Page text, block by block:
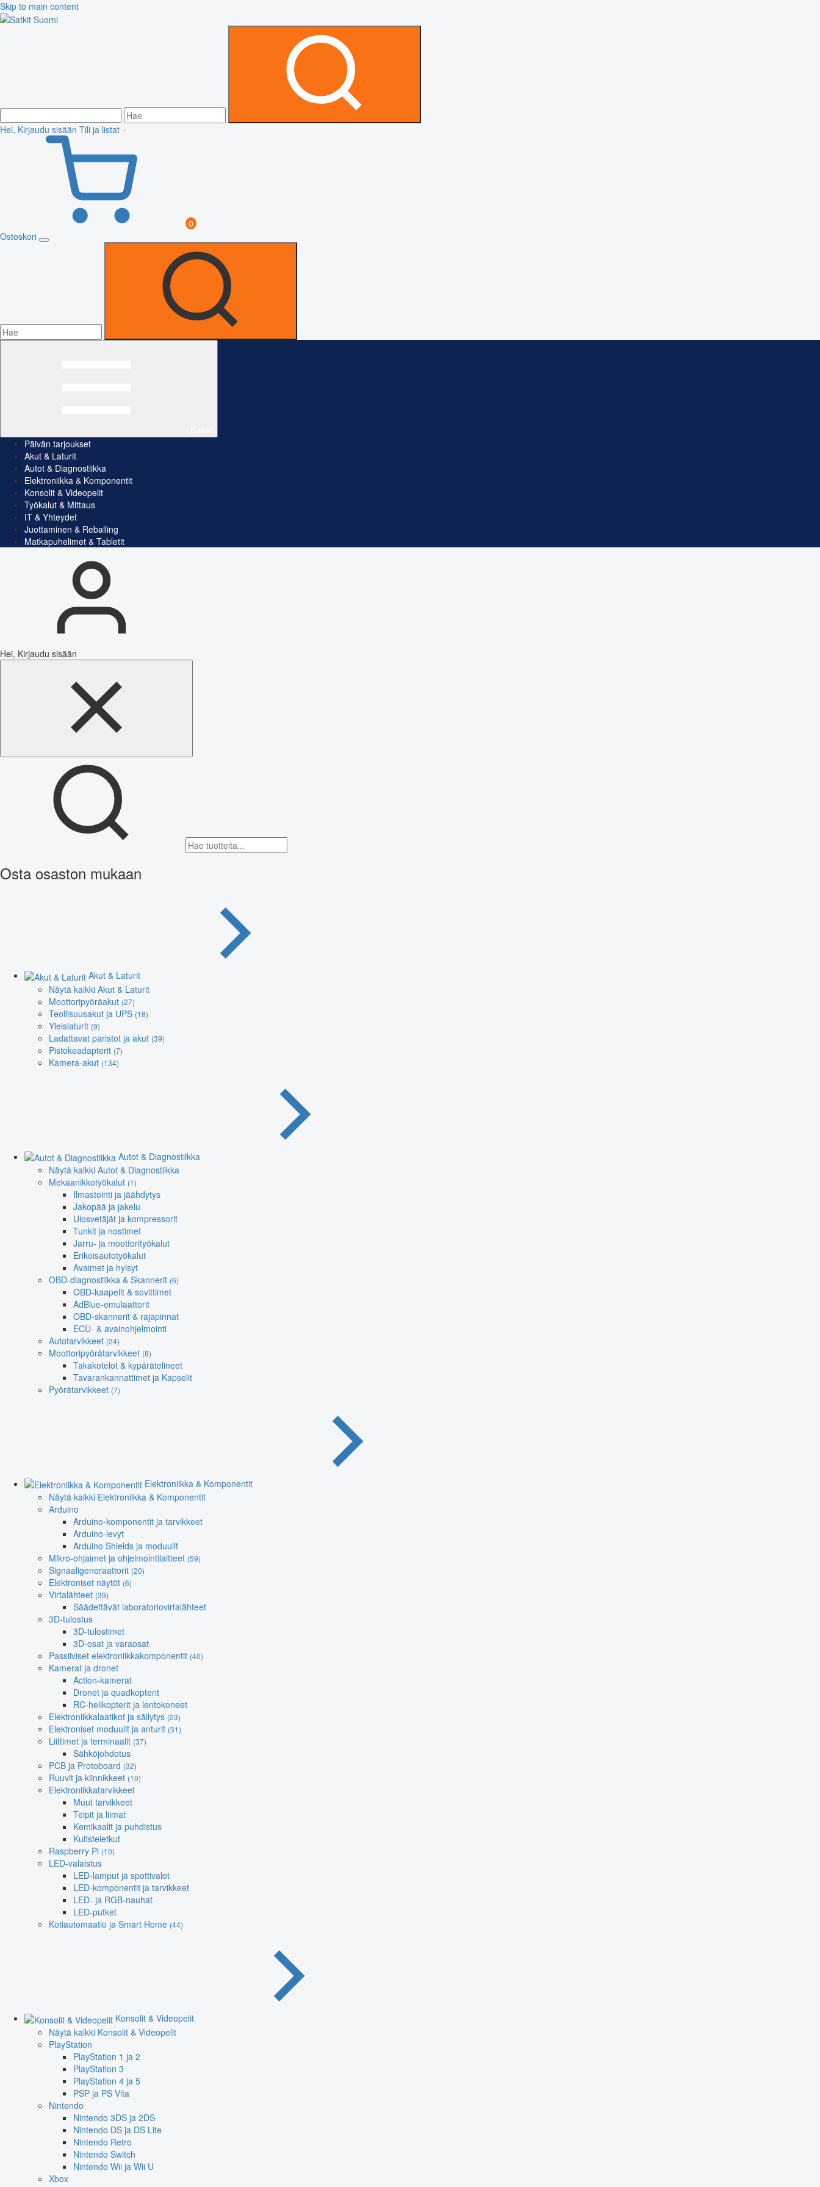
Skip to main content
Hei, Kirjaudu sisään Tili ja listat
0
Ostoskori
Päivän tarjoukset
Akut & Laturit
Autot & Diagnostiikka
Elektroniikka & Komponentit
Konsolit & Videopelit
Työkalut & Mittaus
IT & Yhteydet
Juottaminen & Reballing
Matkapuhelimet & Tabletit
Hei, Kirjaudu sisään
Osta osaston mukaan
Akut & Laturit
Näytä kaikki Akut & Laturit
Moottoripyöräakut (27)
Teollisuusakut ja UPS (18)
Yleislaturit (9)
Ladattavat paristot ja akut (39)
Pistokeadapterit (7)
Kamera-akut (134)
Autot & Diagnostiikka
Näytä kaikki Autot & Diagnostiikka
Mekaanikkotyökalut (1)
Ilmastointi ja jäähdytys
Jakopää ja jakelu
Ulosvetäjät ja kompressorit
Tunkit ja nostimet
Jarru- ja moottorityökalut
Erikoisautotyökalut
Avaimet ja hylsyt
OBD-diagnostiikka & Skannerit (6)
OBD-kaapelit & sovittimet
AdBlue-emulaattorit
OBD-skannerit & rajapinnat
ECU- & avainohjelmointi
Autotarvikkeet (24)
Moottoripyörätarvikkeet (8)
Takakotelot & kypärätelineet
Tavarankannattimet ja Kapselit
Pyörätarvikkeet (7)
Elektroniikka & Komponentit
Näytä kaikki Elektroniikka & Komponentit
Arduino
Arduino-komponentit ja tarvikkeet
Arduino-levyt
Arduino Shields ja moduulit
Mikro-ohjaimet ja ohjelmointilaitteet (59)
Signaaligeneraattorit (20)
Elektroniset näytöt (6)
Virtalähteet (39)
Säädettävät laboratoriovirtalähteet
3D-tulostus
3D-tulostimet
3D-osat ja varaosat
Passiiviset elektroniikkakomponentit (40)
Kamerat ja dronet
Action-kamerat
Dronet ja quadkopterit
RC-helikopterit ja lentokoneet
Elektroniikkalaatikot ja säilytys (23)
Elektroniset moduulit ja anturit (31)
Liittimet ja terminaalit (37)
Sähköjohdotus
PCB ja Protoboard (32)
Ruuvit ja kiinnikkeet (10)
Elektroniikkatarvikkeet
Muut tarvikkeet
Teipit ja liimat
Kemikaalit ja puhdistus
Kutisteletkut
Raspberry Pi (10)
LED-valaistus
LED-lamput ja spottivalot
LED-komponentit ja tarvikkeet
LED- ja RGB-nauhat
LED-putket
Kotiautomaatio ja Smart Home (44)
Konsolit & Videopelit
Näytä kaikki Konsolit & Videopelit
PlayStation
PlayStation 1 ja 2
PlayStation 3
PlayStation 4 ja 5
PSP ja PS Vita
Nintendo
Nintendo 3DS ja 2DS
Nintendo DS ja DS Lite
Nintendo Retro
Nintendo Switch
Nintendo Wii ja Wii U
Xbox